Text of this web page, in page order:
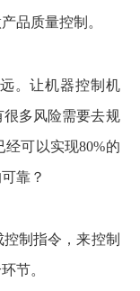
品质量控制。
。让机器控制机
多风险需要去规
可以实现80%的
靠？
制指令，来控制
节。